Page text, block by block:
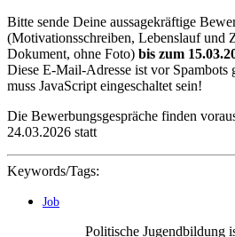
Bitte sende Deine aussagekräftige
(Motivationsschreiben, Lebenslauf und
Dokument, ohne Foto) bis zum
Diese E-Mail-Adresse ist vor Spambots
muss JavaScript eingeschaltet sein!
Die Bewerbungsgespräche finden
24.03.2026 statt
Keywords/Tags:
Job
Politische Jugendbildung